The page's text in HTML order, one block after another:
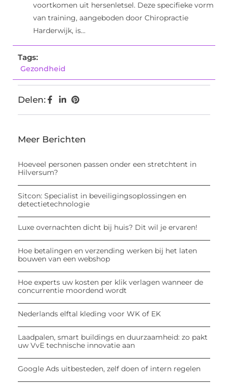
voortkomen uit hersenletsel. Deze specifieke vorm
van training, aangeboden door Chiropractie
Harderwijk, is...
Tags:
Gezondheid
Delen:
Meer Berichten
Hoeveel personen passen onder een stretchtent in
Hilversum?
Sitcon: Specialist in beveiligingsoplossingen en
detectietechnologie
Luxe overnachten dicht bij huis? Dit wil je ervaren!
Hoe betalingen en verzending werken bij het laten
bouwen van een webshop
Hoe experts uw kosten per klik verlagen wanneer de
concurrentie moordend wordt
Nederlands elftal kleding voor WK of EK
Laadpalen, smart buildings en duurzaamheid: zo pakt
uw VvE technische innovatie aan
Google Ads uitbesteden, zelf doen of intern regelen